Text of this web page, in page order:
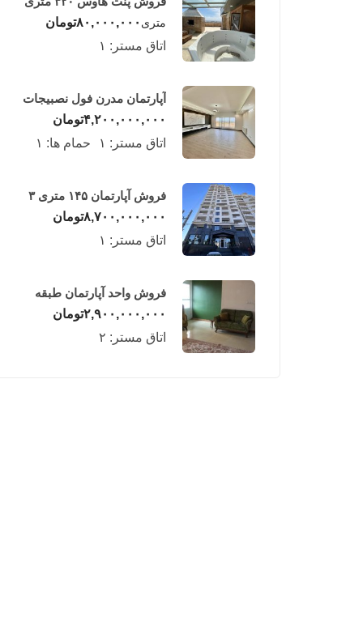
لوکس در طبقه چهاردهم
فریدونکنار
متری ۸۰,۰۰۰,۰۰۰تومان
اتاق مستر: ۱
آپارتمان مدرن فول نصبیجات
ساحلی/فریدونکنار
۴,۲۰۰,۰۰۰,۰۰۰تومان
اتاق مستر: ۱ حمام ها: ۱
فروش آپارتمان ۱۴۵ متری ۳
خوابه در فریدونکنار
۸,۷۰۰,۰۰۰,۰۰۰تومان
اتاق مستر: ۱
فروش واحد آپارتمان طبقه
چهارم در فریدونکنار
۲,۹۰۰,۰۰۰,۰۰۰تومان
اتاق مستر: ۲